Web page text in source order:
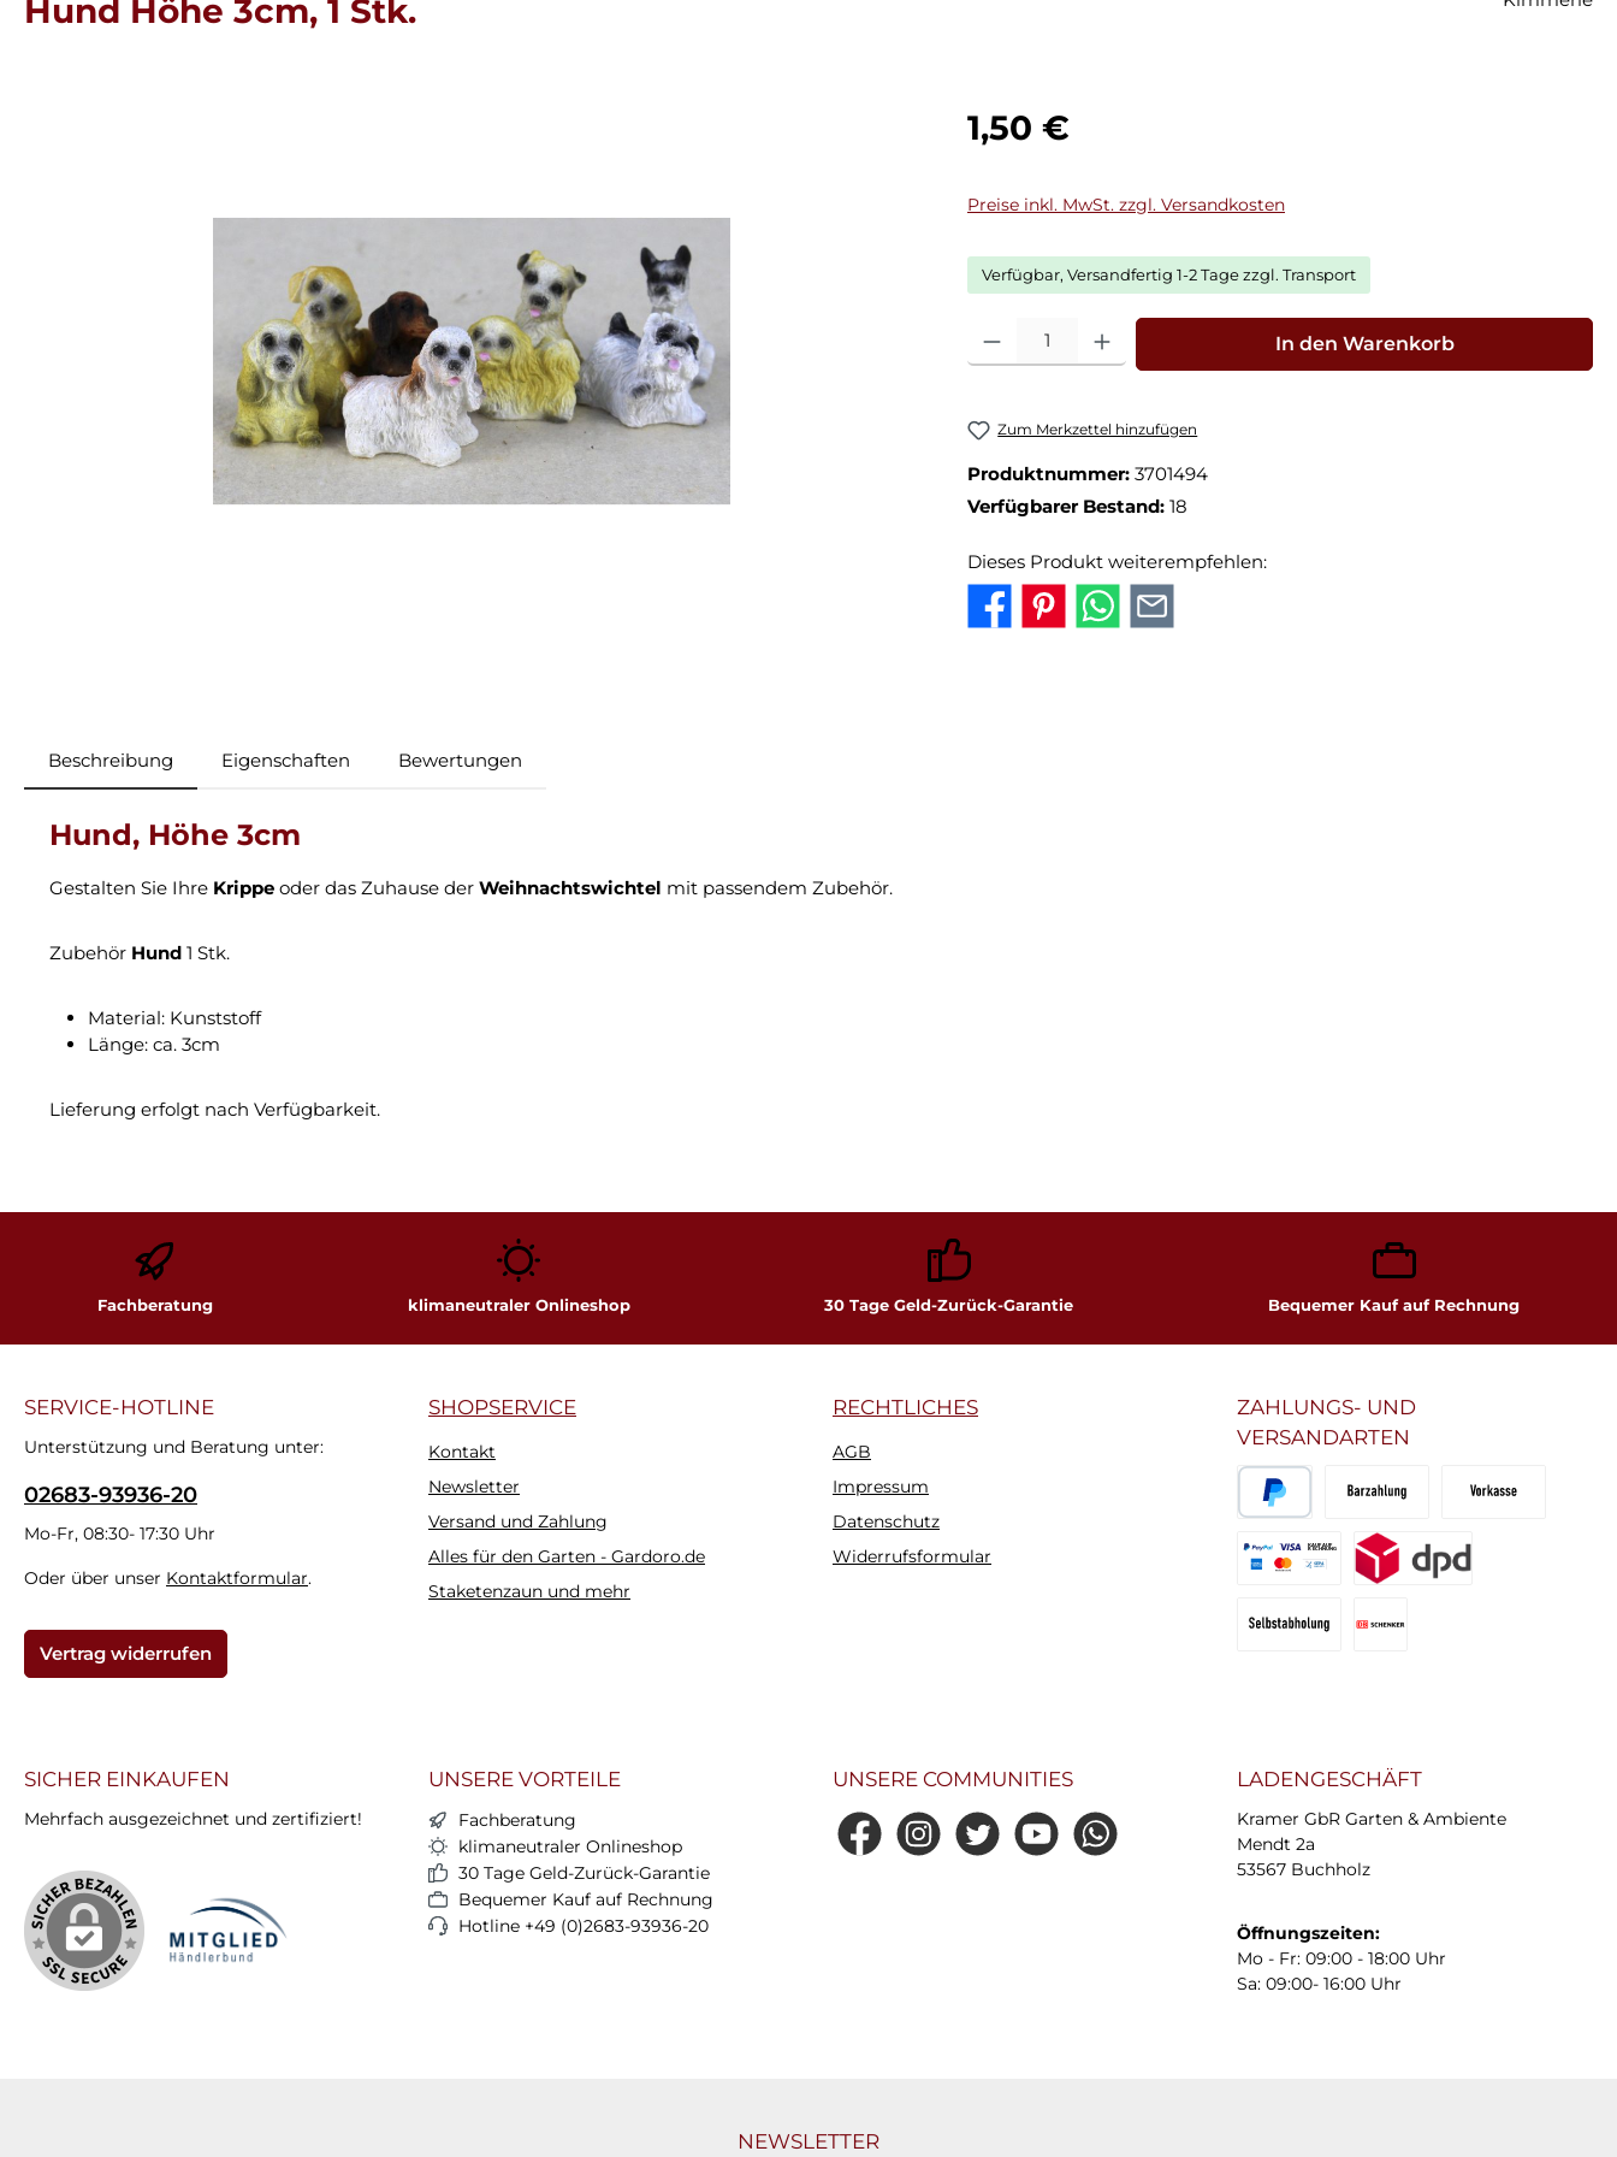
Hund Höhe 3cm, 1 Stk.
Regulärer Preis:
1,50 €
Preise inkl. MwSt. zzgl. Versandkosten
Verfügbar, Versandfertig 1-2 Tage zzgl. Transport
Produkt Anzahl: Gib den gewünschten Wert ein oder benutze die
In den Warenkorb
Zum Merkzettel hinzufügen
Produktnummer: 3701494
Verfügbarer Bestand: 18
Dieses Produkt weiterempfehlen:
Beschreibung Eigenschaften Bewertungen
Hund, Höhe 3cm
Gestalten Sie Ihre Krippe oder das Zuhause der Weihnachtswichtel mit passendem Zubehör.
Zubehör Hund 1 Stk.
Material: Kunststoff
Länge: ca. 3cm
Lieferung erfolgt nach Verfügbarkeit.
Fachberatung klimaneutraler Onlineshop 30 Tage Geld-Zurück-Garantie Bequemer Kauf auf Rechnung
SERVICE-HOTLINE
Unterstützung und Beratung unter:
02683-93936-20
Mo-Fr, 08:30- 17:30 Uhr
Oder über unser Kontaktformular.
Vertrag widerrufen
SHOPSERVICE
Kontakt
Newsletter
Versand und Zahlung
Alles für den Garten - Gardoro.de
Staketenzaun und mehr
RECHTLICHES
AGB
Impressum
Datenschutz
Widerrufsformular
ZAHLUNGS- UND
VERSANDARTEN
Bar- oder EC-Zahlung
SICHER EINKAUFEN
Mehrfach ausgezeichnet und zertifiziert!
UNSERE VORTEILE
Fachberatung
klimaneutraler Onlineshop
30 Tage Geld-Zurück-Garantie
Bequemer Kauf auf Rechnung
Hotline +49 (0)2683-93936-20
UNSERE COMMUNITIES
FacebookInstagramTwitter YouTube026836654
LADENGESCHÄFT
Kramer GbR Garten & Ambiente
Mendt 2a
53567 Buchholz
Öffnungszeiten:
Mo - Fr: 09:00 - 18:00 Uhr
Sa: 09:00- 16:00 Uhr
NEWSLETTER